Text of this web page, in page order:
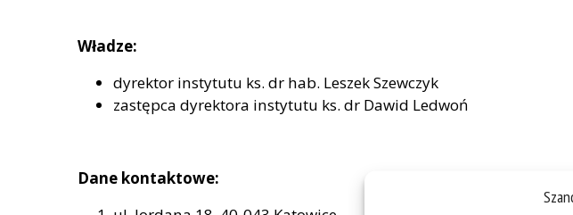
Władze:
dyrektor instytutu ks. dr hab. Leszek Szewczyk
zastępca dyrektora instytutu ks. dr Dawid Ledwoń
Dane kontaktowe: